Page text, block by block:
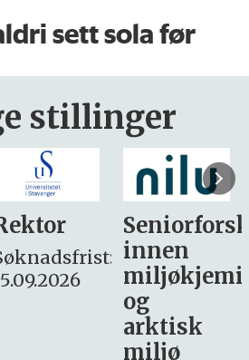
sett sola før
stillinger
søker
– fast
Søknadsfrist: